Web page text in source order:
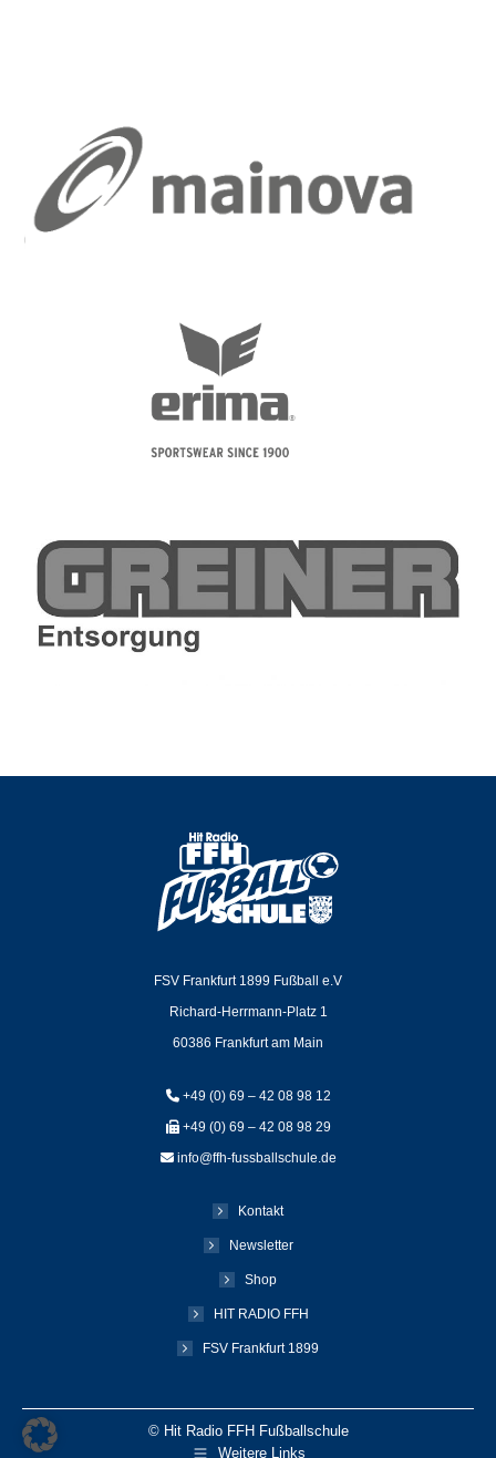
FSV Frankfurt 1899 Fußball e.V
Richard-Herrmann-Platz 1
60386 Frankfurt am Main
+49 (0) 69 – 42 08 98 12
+49 (0) 69 – 42 08 98 29
info@ffh-fussballschule.de
Kontakt
Newsletter
Shop
HIT RADIO FFH
FSV Frankfurt 1899
© Hit Radio FFH Fußballschule
Weitere Links